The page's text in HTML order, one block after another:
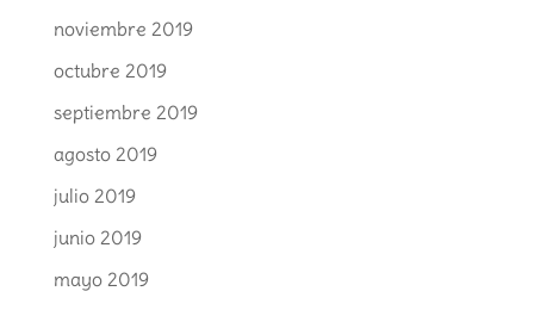
noviembre 2019
octubre 2019
septiembre 2019
agosto 2019
julio 2019
junio 2019
mayo 2019